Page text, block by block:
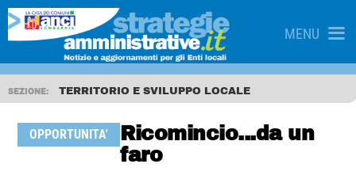
MENU
SEZIONE: TERRITORIO E SVILUPPO LOCALE
OPPORTUNITA'
Ricomincio...da un
faro